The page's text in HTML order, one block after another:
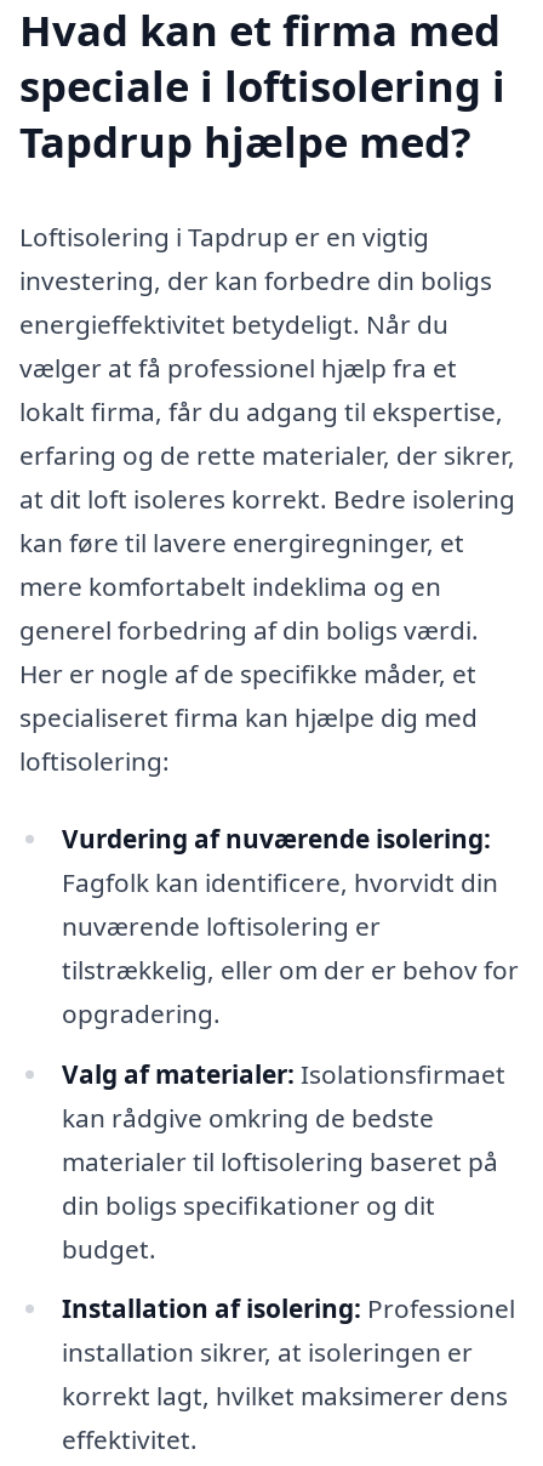
Hvad kan et firma med
speciale i loftisolering i
Tapdrup hjælpe med?
Loftisolering i Tapdrup er en vigtig
investering, der kan forbedre din boligs
energieffektivitet betydeligt. Når du
vælger at få professionel hjælp fra et
lokalt firma, får du adgang til ekspertise,
erfaring og de rette materialer, der sikrer,
at dit loft isoleres korrekt. Bedre isolering
kan føre til lavere energiregninger, et
mere komfortabelt indeklima og en
generel forbedring af din boligs værdi.
Her er nogle af de specifikke måder, et
specialiseret firma kan hjælpe dig med
loftisolering:
Vurdering af nuværende isolering:
Fagfolk kan identificere, hvorvidt din
nuværende loftisolering er
tilstrækkelig, eller om der er behov for
opgradering.
Valg af materialer: Isolationsfirmaet
kan rådgive omkring de bedste
materialer til loftisolering baseret på
din boligs specifikationer og dit
budget.
Installation af isolering: Professionel
installation sikrer, at isoleringen er
korrekt lagt, hvilket maksimerer dens
effektivitet.